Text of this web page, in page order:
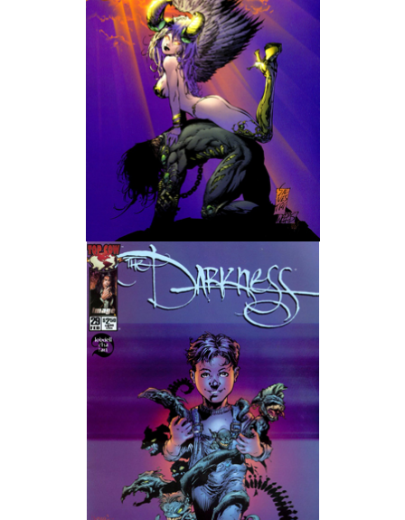
New Light Skyrim SE
SB Corset Armor CBBE SSE BodySlide (with Physics)
Wedding Wear CBBE SSE BodySlide (with Physics)
Наёмный оборотень
Небесный воин
Немного героев меча и магии
Расширенная версия Х3
REBalance
Работы Kuroneko
Doom 3 Remaster Fan Edition
X2 - The Threat Remaster Fan Edition
Quake III Arena Remaster Fan Edition
Star Trek Voyager Elite Force Remaster Fan Edition